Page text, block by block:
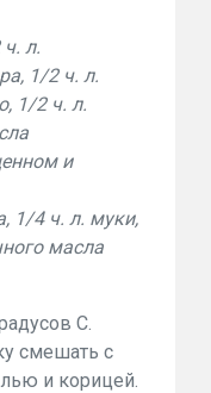
л.
1/2 ч. л.
1/2 ч. л.
и
1/4 ч. л. муки,
масла
С.
смешать с
и корицей.